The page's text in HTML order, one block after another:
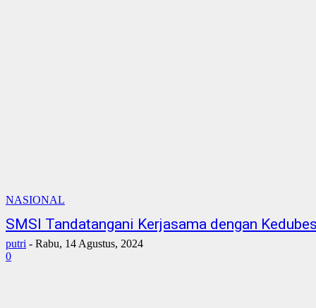
NASIONAL
SMSI Tandatangani Kerjasama dengan
putri - Rabu, 14 Agustus, 2024
0